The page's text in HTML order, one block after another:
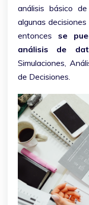
análisis básico
algunas
entonces se
análisis de
Simulaciones,
de Decisiones.